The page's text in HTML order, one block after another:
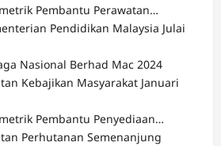
Pembantu Perawatan…
Pendidikan Malaysia Julai
Nasional Berhad Mac 2024
Kebajikan Masyarakat Januari
Pembantu Penyediaan…
Perhutanan Semenanjung